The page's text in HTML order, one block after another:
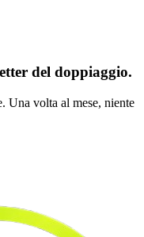
del doppiaggio.
Una volta al mese, niente